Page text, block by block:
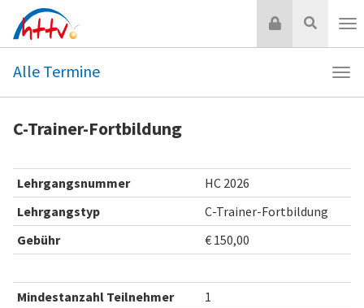
Inhalt
springen
Suche
Login
Alle
Alle Termine
C-Trainer-Fortbildung
Lehrgangsnummer
HC 2026
Lehrgangstyp
C-Trainer-Fortbildung
Gebühr
€ 150,00
Mindestanzahl Teilnehmer
1